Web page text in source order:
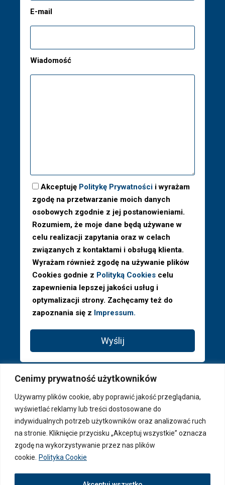
Cenimy prywatność użytkowników
Używamy plików cookie, aby poprawić jakość przeglądania,
wyświetlać reklamy lub treści dostosowane do
indywidualnych potrzeb użytkowników oraz analizować ruch
na stronie. Kliknięcie przycisku „Akceptuj wszystkie” oznacza
zgodę na wykorzystywanie przez nas plików
cookie. Polityka Cookie
E-mail
Wiadomość
Akceptuję Politykę Prywatności i wyrażam
zgodę na przetwarzanie moich danych
osobowych zgodnie z jej postanowieniami.
Rozumiem, że moje dane będą używane w
celu realizacji zapytania oraz w celach
związanych z kontaktami i obsługą klienta.
Wyrażam również zgodę na używanie plików
Cookies godnie z Polityką Cookies celu
zapewnienia lepszej jakości usług i
optymalizacji strony. Zachęcamy też do
zapoznania się z Impressum.
Wyślij